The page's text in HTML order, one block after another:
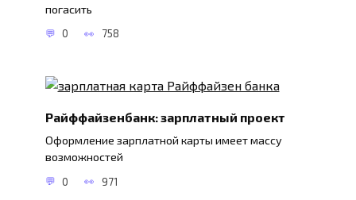
погасить
0 758
Райффайзенбанк: зарплатный проект
Оформление зарплатной карты имеет массу
возможностей
0 971